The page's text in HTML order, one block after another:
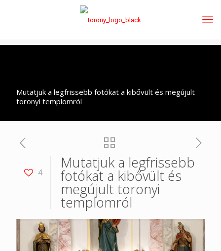
Mutatjuk a legfrissebb fotókat a kibővült és megújult
toronyi templomról
4
Mutatjuk a legfrissebb
fotókat a kibővült és
megújult toronyi
templomról